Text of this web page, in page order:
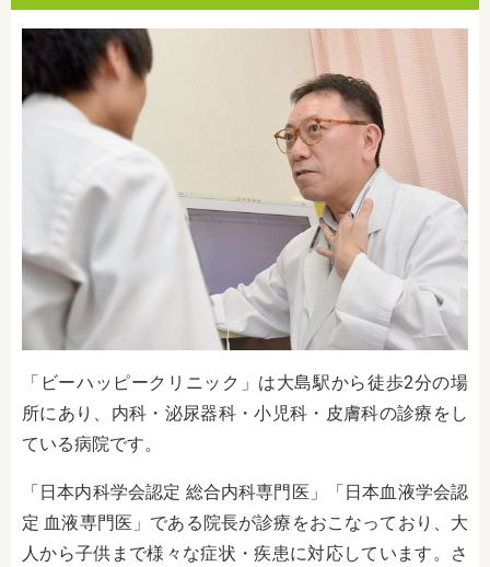
「ビーハッピークリニック」は大島駅から徒歩2分の場
所にあり、内科・泌尿器科・小児科・皮膚科の診療をし
ている病院です。
「日本内科学会認定 総合内科専門医」「日本血液学会認
定 血液専門医」である院長が診療をおこなっており、大
人から子供まで様々な症状・疾患に対応しています。さ